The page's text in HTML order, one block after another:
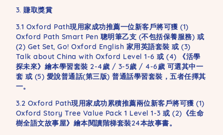
3. 賺取獎賞
3.1 Oxford Path現用家成功推薦一位新客戶將可獲 (1)
Oxford Path Smart Pen 聰明筆乙支 (不包括保養服務) 或
(2) Get Set, Go! Oxford English 家用英語套裝 或 (3)
Talk about China with Oxford Level 1-6 或 (4) 《活學
探未來》繪本學習套裝 2-4歲 / 3-5歲 / 4-6歲 可選其中一
套 或 (5) 愛說普通話(第三版) 普通話學習套裝，五者任擇其
一。
3.2 Oxford Path現用家成功累積推薦兩位新客戶將可獲 (1)
Oxford Story Tree Value Pack 1 Level 1-3 或 (2)《生命
樹全語文故事屋》繪本閱讀階梯套裝24本故事書。